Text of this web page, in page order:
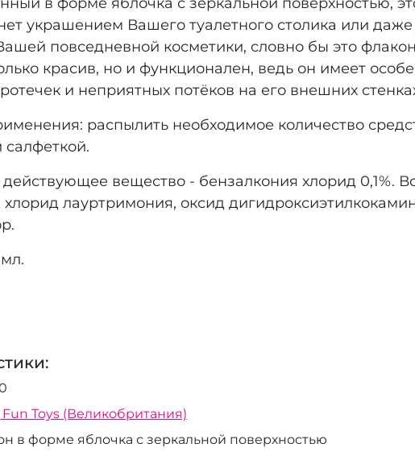
украшением Вашего туалетного столика или
повседневной косметики, словно бы это
красив, но и функционален, ведь он имеет
и неприятных потёков на его внешних
распылить необходимое количество
салфеткой.
вещество - бензалкония хлорид 0,1%.
лауртримония, оксид
Fun Toys (Великобритания)
в форме яблочка с зеркальной поверхностью